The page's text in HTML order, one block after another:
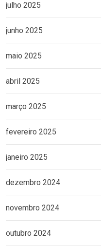
julho 2025
junho 2025
maio 2025
abril 2025
março 2025
fevereiro 2025
janeiro 2025
dezembro 2024
novembro 2024
outubro 2024